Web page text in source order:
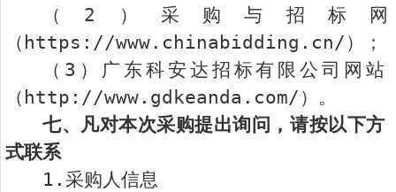
（2）采购与招标网
（https://www.chinabidding.cn/）；
（3）广东科安达招标有限公司网站
（http://www.gdkeanda.com/）。
七、凡对本次采购提出询问，请按以下方
式联系
1.采购人信息